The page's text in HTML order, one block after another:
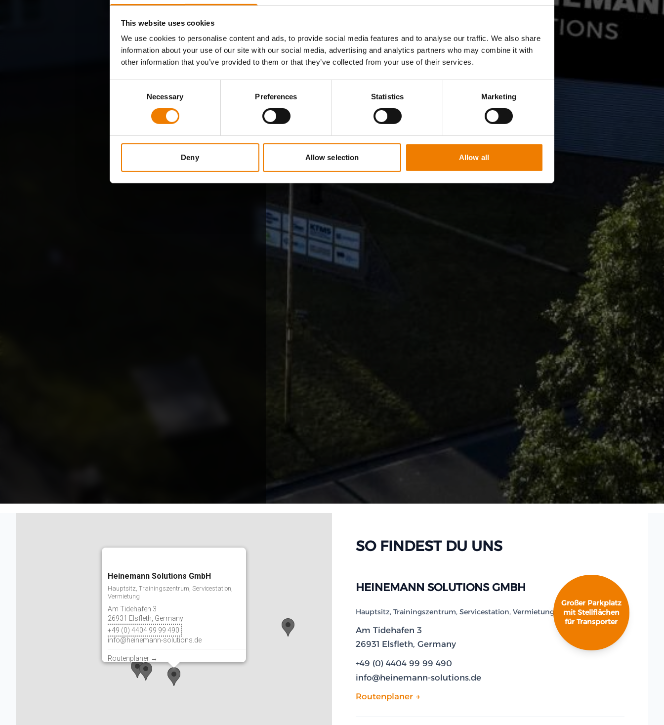
This website uses cookies
We use cookies to personalise content and ads, to provide social media features and to analyse our traffic. We also share
information about your use of our site with our social media, advertising and analytics partners who may combine it with
other information that you’ve provided to them or that they’ve collected from your use of their services.
Necessary Preferences Statistics Marketing
Deny Allow selection Allow all
Heinemann Solutions GmbH
Hauptsitz, Trainingszentrum, Servicestation,
Vermietung
Am Tidehafen 3
26931 Elsfleth, Germany
+49 (0) 4404 99 99 490
info@heinemann-solutions.de
Routenplaner →
SO FINDEST DU UNS
Großer Parkplatz
mit Stellflächen
für Transporter
HEINEMANN SOLUTIONS GMBH
Hauptsitz, Trainingszentrum, Servicestation, Vermietung
Am Tidehafen 3
26931 Elsfleth, Germany
+49 (0) 4404 99 99 490
info@heinemann-solutions.de
Routenplaner →